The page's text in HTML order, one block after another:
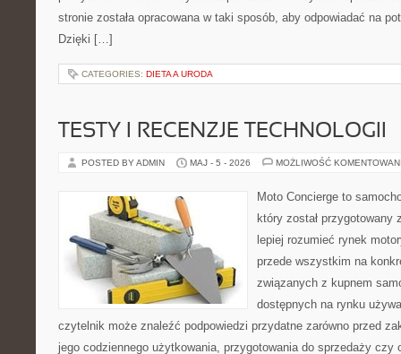
stronie została opracowana w taki sposób, aby odpowiadać na
Dzięki […]
CATEGORIES: DIETA A URODA
TESTY I RECENZJE TECHNOLOGII
POSTED BY ADMIN MAJ - 5 - 2026 MOŻLIWOŚĆ
Moto Concierge to
który został
lepiej rozumieć rynek
przede wszystkim na
związanych z kupnem
dostępnych na rynku
czytelnik może znaleźć podpowiedzi przydatne zarówno przed
jego codziennego użytkowania, przygotowania do sprzedaży czy